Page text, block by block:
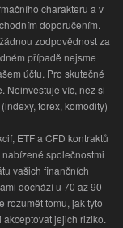
charakteru a v
doporučením.
zodpovědnost za
případě nejsme
účtu. Pro skutečné
Neinvestuje víc, než si
forex, komodity)
ETF a CFD kontraktů
společnostmi
vašich finančních
dochází u 70 až 90
rozumět tomu, jak tyto
jejich riziko.